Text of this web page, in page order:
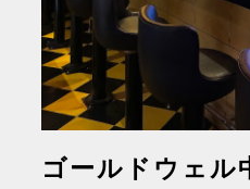
ゴールドウェル